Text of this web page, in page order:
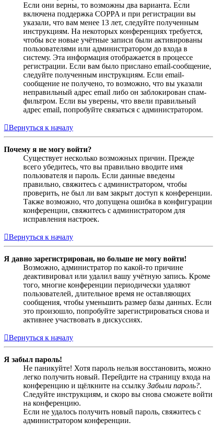
Если они верны, то возможны два варианта. Если
включена поддержка COPPA и при регистрации вы
указали, что вам менее 13 лет, следуйте полученным
инструкциям. На некоторых конференциях требуется,
чтобы все новые учётные записи были активированы
пользователями или администратором до входа в
систему. Эта информация отображается в процессе
регистрации. Если вам было прислано email-сообщение,
следуйте полученным инструкциям. Если email-
сообщение не получено, то возможно, что вы указали
неправильный адрес email либо он заблокирован спам-
фильтром. Если вы уверены, что ввели правильный
адрес email, попробуйте связаться с администратором.
Вернуться к началу
Почему я не могу войти?
Существует несколько возможных причин. Прежде
всего убедитесь, что вы правильно вводите имя
пользователя и пароль. Если данные введены
правильно, свяжитесь с администратором, чтобы
проверить, не был ли вам закрыт доступ к конференции.
Также возможно, что допущена ошибка в конфигурации
конференции, свяжитесь с администратором для
исправления настроек.
Вернуться к началу
Я давно зарегистрирован, но больше не могу войти!
Возможно, администратор по какой-то причине
деактивировал или удалил вашу учётную запись. Кроме
того, многие конференции периодически удаляют
пользователей, длительное время не оставляющих
сообщения, чтобы уменьшить размер базы данных. Если
это произошло, попробуйте зарегистрироваться снова и
активнее участвовать в дискуссиях.
Вернуться к началу
Я забыл пароль!
Не паникуйте! Хотя пароль нельзя восстановить, можно
легко получить новый. Перейдите на страницу входа на
конференцию и щёлкните на ссылку Забыли пароль?.
Следуйте инструкциям, и скоро вы снова сможете войти
на конференцию.
Если не удалось получить новый пароль, свяжитесь с
администратором конференции.